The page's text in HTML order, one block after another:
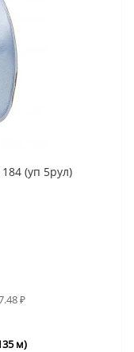
(уп 5рул)
₽
м)